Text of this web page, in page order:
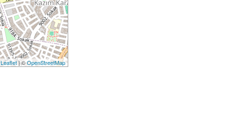
Leaflet| ©OpenStreetMap